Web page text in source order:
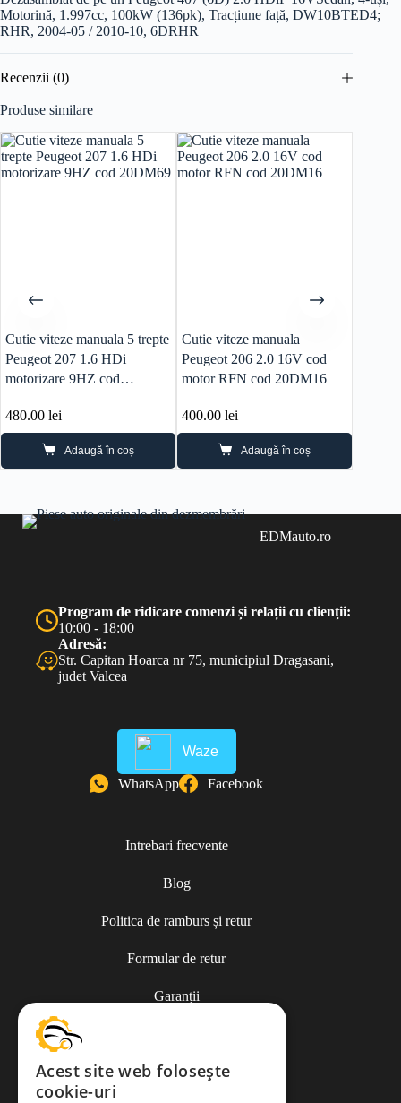
Motorină, 1.997cc, 100kW (136pk), Tracțiune față, DW10BTED4;
RHR, 2004-05 / 2010-10, 6DRHR
Recenzii (0)
Produse similare
Cutie viteze manuala 5 trepte
Peugeot 207 1.6 HDi
motorizare 9HZ cod
480.00 lei
Adaugă în coș
Cutie viteze manuala
Peugeot 206 2.0 16V cod
motor RFN cod 20DM16
400.00lei
Adaugă în coș
EDMauto.ro
Program de ridicare comenzi și relații cu clienții:
10:00 - 18:00
Adresă:
Str. Capitan Hoarca nr 75, municipiul Dragasani,
judet Valcea
Waze
WhatsApp Facebook
Intrebari frecvente
Blog
Politica de ramburs și retur
Formular de retur
Garanții
Acest site web folosește
cookie-uri